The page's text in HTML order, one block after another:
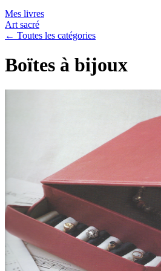
Mes livres
Art sacré
← Toutes les catégories
Boïtes à bijoux